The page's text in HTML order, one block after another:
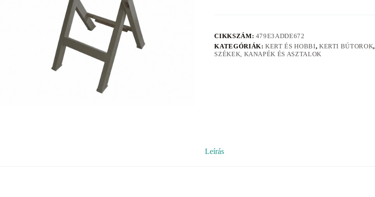
CIKKSZÁM: 479E3ADDE672
KATEGÓRIÁK:KERT ÉS HOBBI, KERTI BÚTOROK,
SZÉKEK, KANAPÉK ÉS ASZTALOK
Leírás